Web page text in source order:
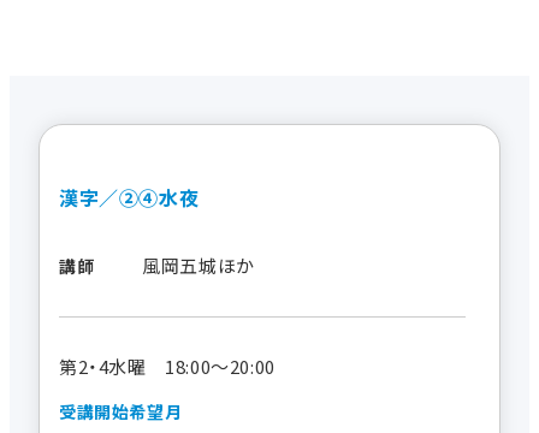
漢字／②④水夜
講師 風岡五城ほか
第2・4水曜 18:00～20:00
受講開始希望月